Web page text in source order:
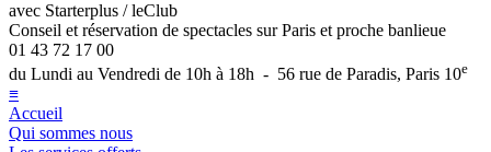
avec Starterplus / leClub
Conseil et réservation de spectacles sur Paris et proche banlieue
01 43 72 17 00
du Lundi au Vendredi de 10h à 18h - 56 rue de Paradis, Paris 10e
≡
Accueil
Qui sommes nous